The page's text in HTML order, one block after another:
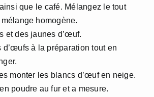
que le café. Mélangez le tout
homogène.
et des jaunes d’œuf.
à la préparation tout en
monter les blancs d’œuf en neige.
poudre au fur et a mesure.